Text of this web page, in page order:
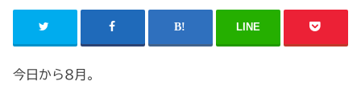
LINE
今日から8月。